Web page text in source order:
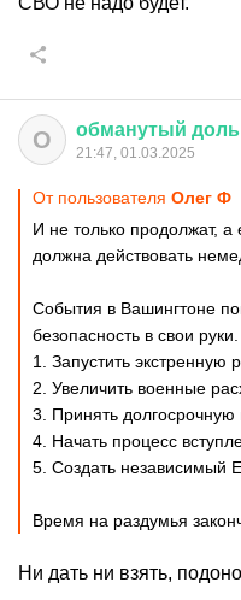
О обманутый
21:47, 01.03.2025
От пользователя Олег Ф
И не только продолжат, а
должна действовать
События в Вашингтоне
безопасность в свои
1. Запустить экстренную
2. Увеличить военные
3. Принять
4. Начать процесс
5. Создать независимый
Время на раздумья
Ни дать ни взять,